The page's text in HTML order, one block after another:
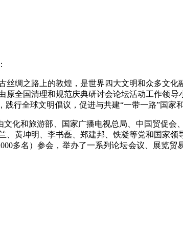
绸之路上的敦煌，是世界四大文明和众多文
原全国清理和规范庆典研讨会论坛活动工作领
行全球文明倡议，促进与共建“一带一路”国家
化和旅游部、国家广播电视总局、中国贸促
黄坤明、李书磊、郑建邦、铁凝等党和国家领
多名）参会，举办了一系列论坛会议、展览